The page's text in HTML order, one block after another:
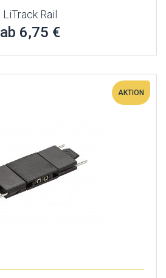
LiTrack Rail
ab 6,75 €
AKTION